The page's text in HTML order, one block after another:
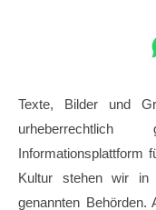
Texte, Bilder und
Informationsplattform
Kultur stehen wir in
genannten Behörden.